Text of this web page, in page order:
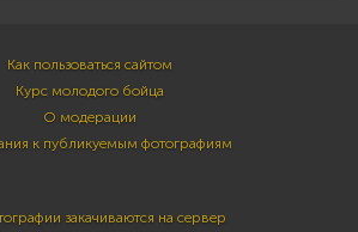
Как пользоваться сайтом
Курс молодого бойца
О модерации
к публикуемым фотографиям
закачиваются на сервер